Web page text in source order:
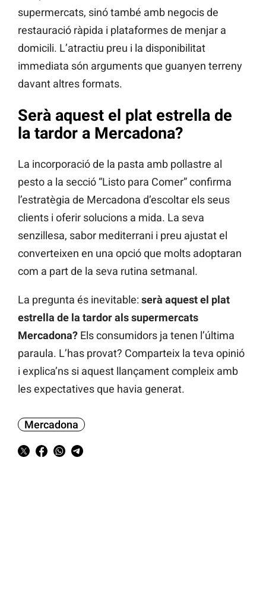
supermercats, sinó també amb negocis de
restauració ràpida i plataformes de menjar a
domicili. L’atractiu preu i la disponibilitat
immediata són arguments que guanyen terreny
davant altres formats.
Serà aquest el plat estrella de
la tardor a Mercadona?
La incorporació de la pasta amb pollastre al
pesto a la secció “Listo para Comer” confirma
l’estratègia de Mercadona d’escoltar els seus
clients i oferir solucions a mida. La seva
senzillesa, sabor mediterrani i preu ajustat el
converteixen en una opció que molts adoptaran
com a part de la seva rutina setmanal.
La pregunta és inevitable: serà aquest el plat
estrella de la tardor als supermercats
Mercadona? Els consumidors ja tenen l’última
paraula. L’has provat? Comparteix la teva opinió
i explica’ns si aquest llançament compleix amb
les expectatives que havia generat.
Mercadona